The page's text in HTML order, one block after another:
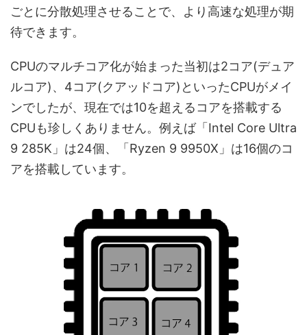
ごとに分散処理させることで、より高速な処理が期
待できます。
CPUのマルチコア化が始まった当初は2コア(デュア
ルコア)、4コア(クアッドコア)といったCPUがメイ
ンでしたが、現在では10を超えるコアを搭載する
CPUも珍しくありません。例えば「Intel Core Ultra
9 285K」は24個、「Ryzen 9 9950X」は16個のコ
アを搭載しています。